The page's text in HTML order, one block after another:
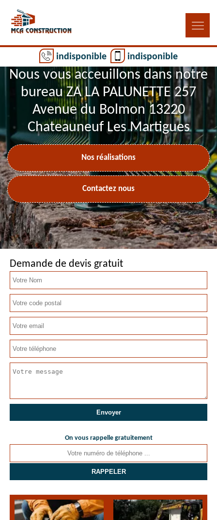
indisponible indisponible
Nous vous acceuillons dans notre
bureau ZA LA PALUNETTE 257
Avenue du Bolmon 13220
Chateauneuf Les Martigues
Nos réalisations
Contactez nous
Demande de devis gratuit
On vous rappelle gratuitement